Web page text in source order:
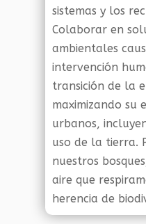
sistemas y los
Colaborar en
ambientales
intervención
transición de la
maximizando su
urbanos,
uso de la tierra.
nuestros
aire que
herencia de